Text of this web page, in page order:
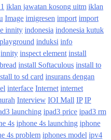
iklan jawatan kosong uitm iklan
Image imigresen import import
innity indonesia indonesia kutuk
induksi info
innity inspect element install
install Softaculous install to
to sd card insurans dengan
interface Internet internet
Interview IOI Mall IP IP
launching ipad3 price ipad3 rm
4s iphone 4s launching iphone
4s problem iphones model ipv4